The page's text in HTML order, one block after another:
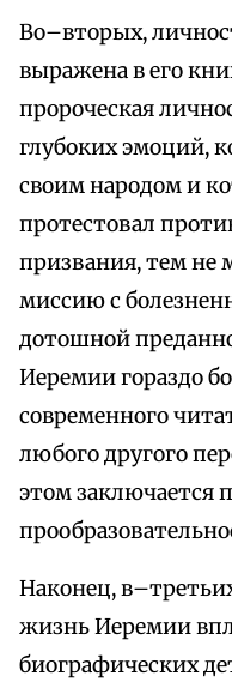
Во–вторых,
выражена в его
пророческая
глубоких эмоций,
своим народом и
протестовал
призвания, тем не
миссию с
дотошной
Иеремии гораздо
современного
любого другого
этом заключается
Наконец,
жизнь Иеремии
биографических